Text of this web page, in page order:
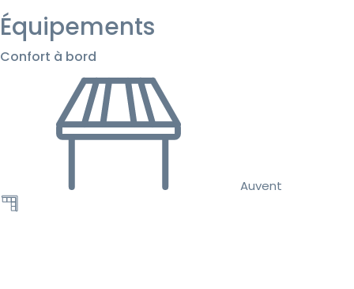
Équipements
Confort à bord
Auvent